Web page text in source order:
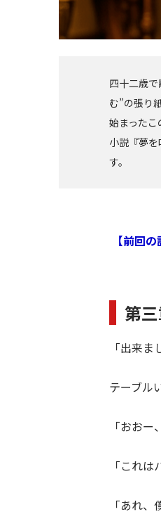
四十二歳
む”の張り
始まった
小説『夢
す。
【前回
第
「出来ま
テーブル
「おおー
「これ
「あれ